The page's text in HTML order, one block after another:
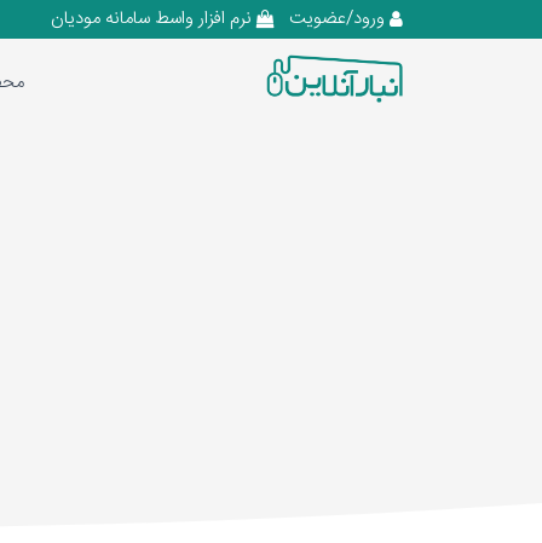
ورود/عضویت نرم افزار واسط سامانه مودیان